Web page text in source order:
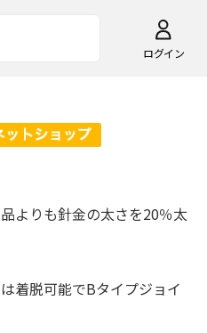
ログイン
よりも針金の太さを20％太
着脱可能でBタイプジョイ